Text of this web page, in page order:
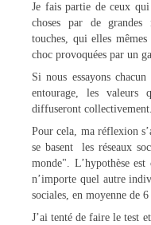
Je fais partie de ceux
choses par de
touches, qui elles
choc provoquées par un
Si nous essayons
entourage, les valeurs
diffuseront collectivement.
Pour cela, ma réflexion
se basent les réseaux
monde". L’hypothèse est
n’importe quel autre
sociales, en moyenne de
J’ai tenté de faire le test